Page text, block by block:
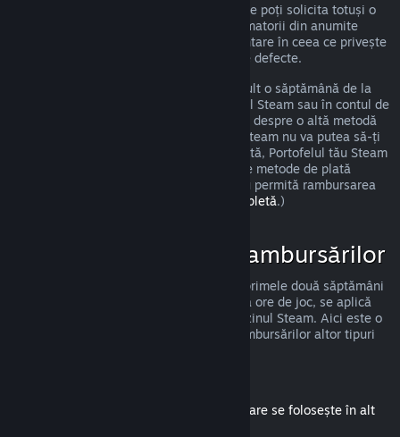
îndeplinești cerințele precizate anterior, ne poți solicita totuși o
rambursare, iar noi o vom analiza. Consumatorii din anumite
regiuni pot beneficia de drepturi suplimentare în ceea ce privește
solicitarea unei rambursări pentru jocurile defecte.
Vei primi o rambursare completă în cel mult o săptămână de la
data aprobării. Vei primi banii în Portofelul Steam sau în contul de
pe care ai făcut achiziția, dacă este vorba despre o altă metodă
de plată. Dacă, dintr-un oarecare motiv, Steam nu va putea să-ți
trimită banii prin metoda ta inițială de plată, Portofelul tău Steam
va primi integral suma rambursată. (Unele metode de plată
disponibile prin Steam în țara ta pot să nu permită rambursarea
Apasă aici pentru lista completă.)
Cazuri de Aplicare a Rambursărilor
Oferta de rambursare Steam, valabilă în primele două săptămâni
de la achiziție și pentru mai puțin de două ore de joc, se aplică
jocurilor și aplicațiilor software din magazinul Steam. Aici este o
prezentare a modului de funcționare a rambursărilor altor tipuri
(Conținut disponibil în magazinul Steam care se folosește în alt